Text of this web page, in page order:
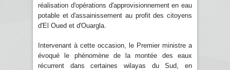
réalisation d'opérations d'approvisionnement en eau
potable et d'assainissement au profit des citoyens
d'El Oued et d'Ouargla.
Intervenant à cette occasion, le Premier ministre a
évoqué le phénomène de la montée des eaux
récurrent dans certaines wilayas du Sud, en